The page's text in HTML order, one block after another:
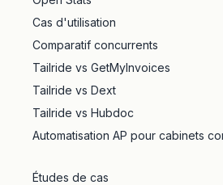
Cas d'utilisation
Comparatif concurrents
Tailride vs GetMyInvoices
Tailride vs Dext
Tailride vs Hubdoc
Automatisation AP pour cabinets
Études de cas